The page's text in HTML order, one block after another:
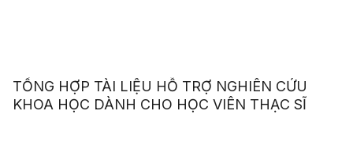
TỔNG HỢP TÀI LIỆU HỖ TRỢ NGHIÊN CỨU
KHOA HỌC DÀNH CHO HỌC VIÊN THẠC SĨ